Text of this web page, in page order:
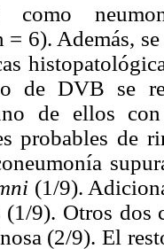
como
6). Además,
de DVB se
de ellos
probables de
(1/9).
(1/9). Otros
(2/9). El